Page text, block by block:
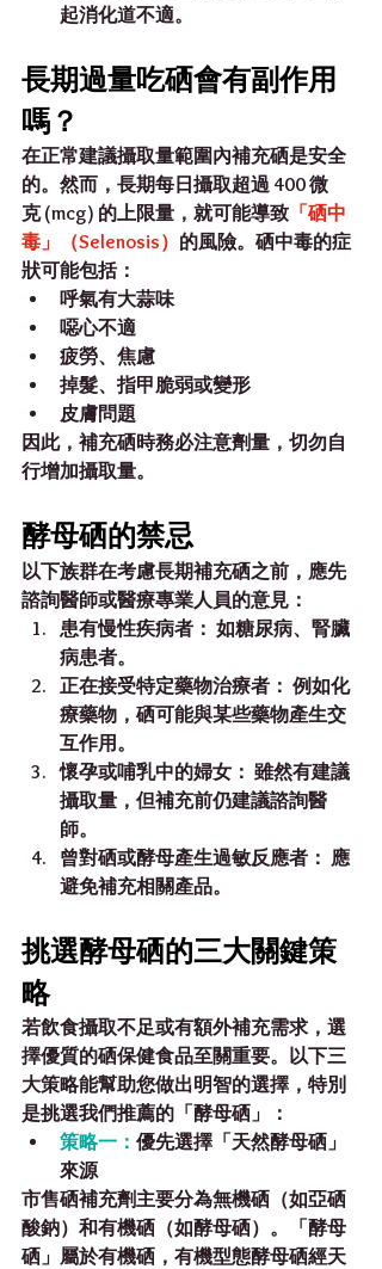
起消化道不適。
長期過量吃硒會有副作用
嗎？
在正常建議攝取量範圍內補充硒是安全
的。然而， 長期每日攝取超過 400 微
克 (mcg) 的上限量 ，就可能導致 「硒中
毒」（Selenosis） 的風險。硒中毒的症
狀可能包括：
呼氣有大蒜味
噁心不適
疲勞、焦慮
掉髮、指甲脆弱或變形
皮膚問題
因此，補充硒時務必注意劑量，切勿自
行增加攝取量。
酵母硒的禁忌
以下族群在考慮長期補充硒之前，應先
諮詢醫師或醫療專業人員的意見：
患有慢性疾病者： 如糖尿病、腎臟
病患者。
正在接受特定藥物治療者： 例如化
療藥物，硒可能與某些藥物產生交
互作用。
懷孕或哺乳中的婦女： 雖然有建議
攝取量，但補充前仍建議諮詢醫
師。
曾對硒或酵母產生過敏反應者： 應
避免補充相關產品。
挑選酵母硒的三大關鍵策
略
若飲食攝取不足或有額外補充需求，選
擇優質的硒保健食品至關重要。以下三
大策略能幫助您做出明智的選擇，特別
是挑選我們推薦的「酵母硒」：
策略一： 優先選擇「天然酵母硒」
來源
市售硒補充劑主要分為無機硒（如亞硒
酸鈉）和有機硒（如酵母硒）。
「酵母
硒」屬於有機硒 ，有機型態酵母硒經天